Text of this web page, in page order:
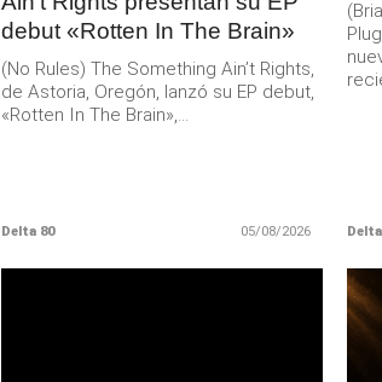
debut «Rotten In The Brain»
(No Rules) The Something Ain’t Rights,
de Astoria, Oregón, lanzó su EP debut,
«Rotten In The Brain»,...
Delta 80 05/08/2026